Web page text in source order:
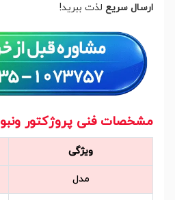
ارسال سریع لذت ببرید!
مشخصات فنی پروژکتور ونبو wanbo TT
ویژگی
مدل